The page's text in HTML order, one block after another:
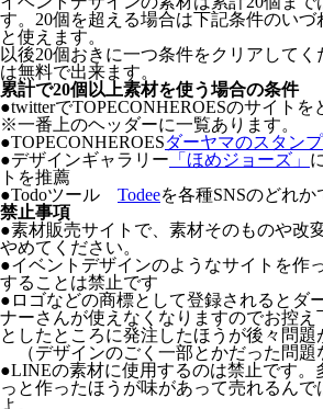
す。20個を超える場合は下記条件のいづ
と使えます。
以後20個おきに一つ条件をクリアして
は無料で出来ます。
累計で20個以上素材を使う場合の条件
●twitterでTOPECONHEROESのサイトを
※一番上のヘッダーに一覧あります。
●TOPECONHEROESダーヤマのスタンプ
●デザインギャラリー 「ほめジョーズ」
トを推薦
●Todoツール Todeeを各種SNSのどれか
禁止事項
●素材販売サイトで、素材そのものや改
やめてください。
●イベントデザインのようなサイトを作
することは禁止です
● ロゴなどの商標として登録されるとダ
ナーさんが使えなくなりますのでお控え
としたところに発注したほうが後々問題
（デザインのごく一部とかだった問題
●LINEの素材に使用するのは禁止です。
っと作ったほうが味があって売れるんで
よ。